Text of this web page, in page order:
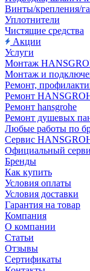
Винты/крепления/
Уплотнители
Чистящие средства
Акции
Услуги
Монтаж
Монтаж и
Ремонт,
Ремонт
Ремонт hansgrohe
Ремонт душевых
Любые работы по
Сервис
Официальный
Бренды
Как купить
Условия оплаты
Условия доставки
Гарантия на товар
Компания
О компании
Статьи
Отзывы
Сертификаты